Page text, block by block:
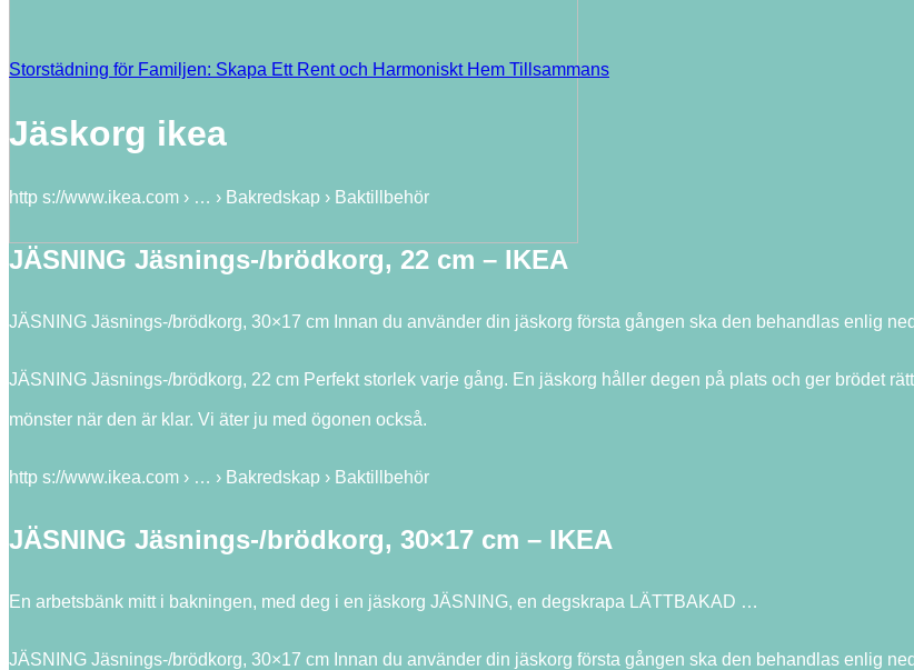
Storstädning för Familjen: Skapa Ett Rent och Harmoniskt Hem Tillsammans
Jäskorg ikea
http s://www.ikea.com › … › Bakredskap › Baktillbehör
JÄSNING Jäsnings-/brödkorg, 22 cm – IKEA
JÄSNING Jäsnings-/brödkorg, 30×17 cm Innan du använder din jäskorg första gången ska den behandlas enlig
JÄSNING Jäsnings-/brödkorg, 22 cm Perfekt storlek varje gång. En jäskorg håller degen på plats och ger brödet
mönster när den är klar. Vi äter ju med ögonen också.
http s://www.ikea.com › … › Bakredskap › Baktillbehör
JÄSNING Jäsnings-/brödkorg, 30×17 cm – IKEA
En arbetsbänk mitt i bakningen, med deg i en jäskorg JÄSNING, en degskrapa LÄTTBAKAD …
JÄSNING Jäsnings-/brödkorg, 30×17 cm Innan du använder din jäskorg första gången ska den behandlas enlig